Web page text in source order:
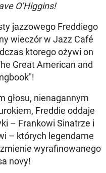
O’Higgins!
jazzowego Freddiego
wieczór w Jazz Café
ktorego ożywi on
Great American and
!
głosu, nienagannym
Freddie oddaje
– Frankowi Sinatrze i
– których legendarne
wyrafinowanego
novy!